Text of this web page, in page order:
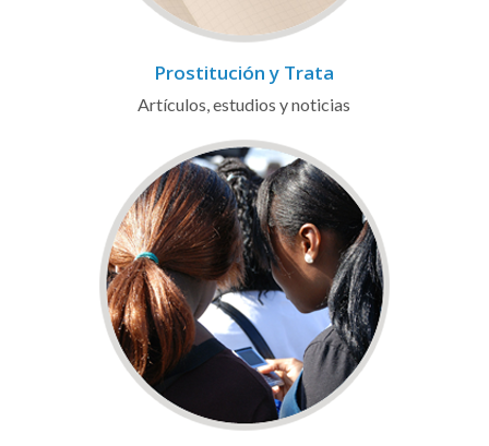
Prostitución y Trata
Artículos, estudios y noticias